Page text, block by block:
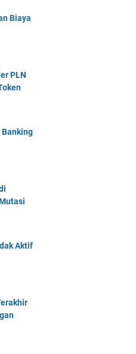
Biaya
PLN
Aktif